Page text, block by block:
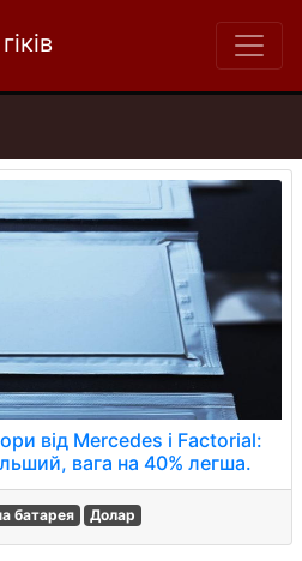
від Mercedes і Factorial:
вага на 40% легша.
батарея Долар